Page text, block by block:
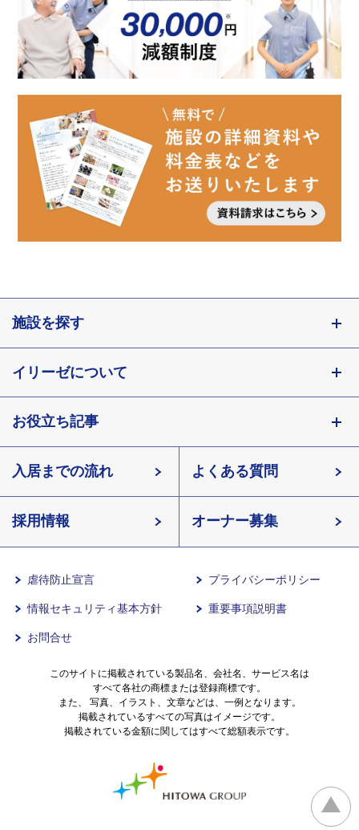
施設を探す
東京都
埼玉県
北海道 宮城県
長野県 愛知県
滋賀県 兵庫県
イリーゼについて
会社概要
有料老人ホームイリーゼとは
イリーゼが選ばれる理由
一日の流れ
お役立ち記事
知っておきたい介護の知識
介護用語をわかりやすく説明
有料老人ホームとは
有料老人ホームを選ぶ時のポイント
介護費用とお金について
入居までの流れ よくある質問
採用情報 オーナー募集
虐待防止宣言 プライバシーポリシー
情報セキュリティ基本方針 重要事項説明書
お問合せ
このサイトに掲載されている製品名、会社名、サービス名は
すべて各社の商標または登録商標です。
また、 写真、イラスト、文章などは、一例となります。
掲載されているすべての写真はイメージです。
掲載されている金額に関してはすべて総額表示です。